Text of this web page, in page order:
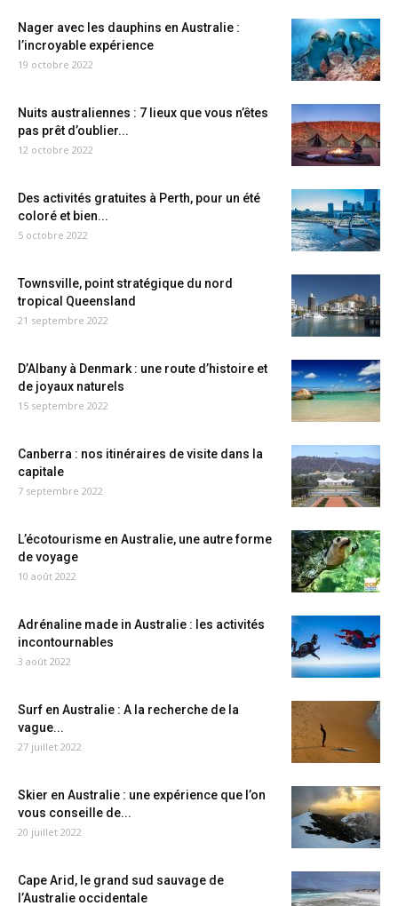
Nager avec les dauphins en Australie :
l’incroyable expérience
19 octobre 2022
Nuits australiennes : 7 lieux que vous n’êtes
pas prêt d’oublier...
12 octobre 2022
Des activités gratuites à Perth, pour un été
coloré et bien...
5 octobre 2022
Townsville, point stratégique du nord
tropical Queensland
21 septembre 2022
D’Albany à Denmark : une route d’histoire et
de joyaux naturels
15 septembre 2022
Canberra : nos itinéraires de visite dans la
capitale
7 septembre 2022
L’écotourisme en Australie, une autre forme
de voyage
10 août 2022
Adrénaline made in Australie : les activités
incontournables
3 août 2022
Surf en Australie : A la recherche de la
vague...
27 juillet 2022
Skier en Australie : une expérience que l’on
vous conseille de...
20 juillet 2022
Cape Arid, le grand sud sauvage de
l’Australie occidentale